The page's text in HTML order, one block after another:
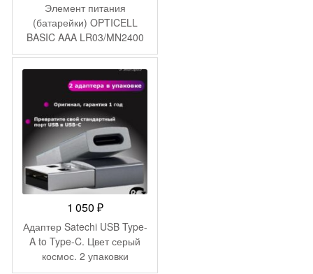
Элемент питания
(батарейки) OPTICELL
BASIC AAA LR03/MN2400
(4 шт)
1 050 ₽
Адаптер Satechi USB Type-
A to Type-C. Цвет серый
космос. 2 упаковки